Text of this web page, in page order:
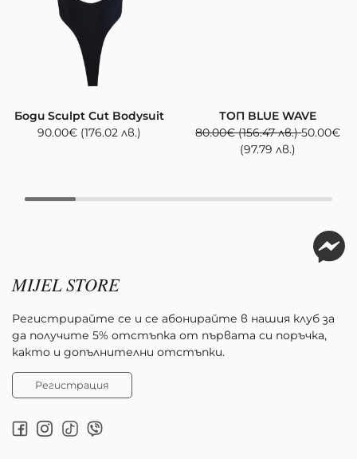
Боди Sculpt Cut Bodysuit
90.00€ (176.02 лв.)
ТОП BLUE WAVE
80.00€ (156.47 лв.) 50.00€
(97.79 лв.)
MIJEL STORE
Регистрирайте се и се абонирайте в нашия клуб за
да получите 5% отстъпка от първата си поръчка,
както и допълнителни отстъпки.
Регистрация